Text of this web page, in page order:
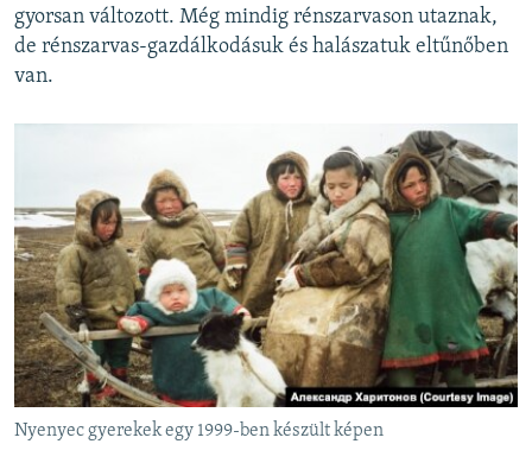
gyorsan változott. Még mindig rénszarvason utaznak,
de rénszarvas-gazdálkodásuk és halászatuk eltűnőben
van.
Nyenyec gyerekek egy 1999-ben készült képen